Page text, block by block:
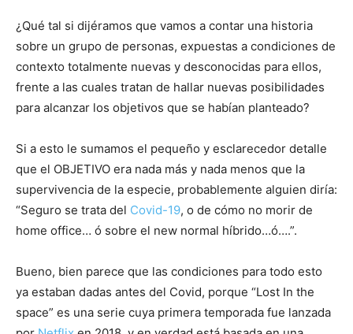
¿Qué tal si dijéramos que vamos a contar una historia
sobre un grupo de personas, expuestas a condiciones de
contexto totalmente nuevas y desconocidas para ellos,
frente a las cuales tratan de hallar nuevas posibilidades
para alcanzar los objetivos que se habían planteado?
Si a esto le sumamos el pequeño y esclarecedor detalle
que el OBJETIVO era nada más y nada menos que la
supervivencia de la especie, probablemente alguien diría:
“Seguro se trata del Covid-19, o de cómo no morir de
home office… ó sobre el new normal híbrido…ó….”.
Bueno, bien parece que las condiciones para todo esto
ya estaban dadas antes del Covid, porque “Lost In the
space” es una serie cuya primera temporada fue lanzada